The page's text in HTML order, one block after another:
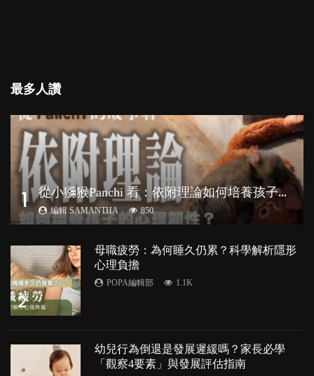
最多人讚
1 從
小獼猴Panchi 看：依附理論如何培養孩子心理韌性？
編輯 SAMANTHA 850
2
母職疲勞：為何睡久仍累？科學解析隱形
心理負擔
POPA編輯部 1.1K
幼兒行為倒退是發展遲緩嗎？家長必學
「觀察4要素」與發展評估指南